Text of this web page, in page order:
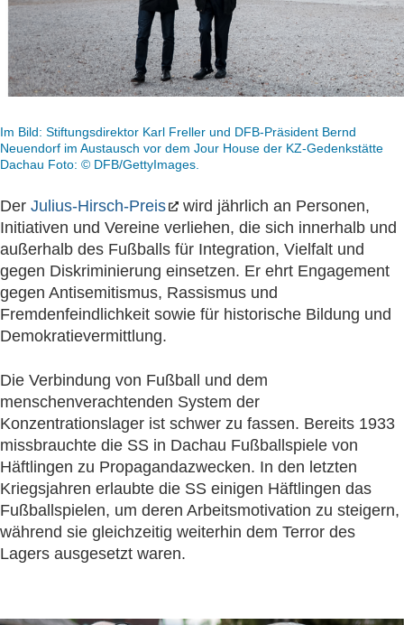
Im Bild: Stiftungsdirektor Karl Freller und DFB-Präsident Bernd
Neuendorf im Austausch vor dem Jour House der KZ-Gedenkstätte
Dachau Foto: © DFB/GettyImages.
Der Julius-Hirsch-Preis
wird jährlich an Personen,
Initiativen und Vereine verliehen, die sich innerhalb und
außerhalb des Fußballs für Integration, Vielfalt und
gegen Diskriminierung einsetzen. Er ehrt Engagement
gegen Antisemitismus, Rassismus und
Fremdenfeindlichkeit sowie für historische Bildung und
Demokratievermittlung.
Die Verbindung von Fußball und dem
menschenverachtenden System der
Konzentrationslager ist schwer zu fassen. Bereits 1933
missbrauchte die SS in Dachau Fußballspiele von
Häftlingen zu Propagandazwecken. In den letzten
Kriegsjahren erlaubte die SS einigen Häftlingen das
Fußballspielen, um deren Arbeitsmotivation zu steigern,
während sie gleichzeitig weiterhin dem Terror des
Lagers ausgesetzt waren.